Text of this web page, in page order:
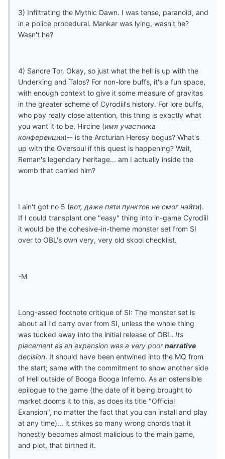
3) Infiltrating the Mythic Dawn. I was tense, paranoid, and
in a police procedural. Mankar was lying, wasn't he?
Wasn't he?
4) Sancre Tor. Okay, so just what the hell is up with the
Underking and Talos? For non-lore buffs, it's a fun space,
with enough context to give it some measure of gravitas
in the greater scheme of Cyrodiil's history. For lore buffs,
who pay really close attention, this thing is exactly what
you want it to be, Hircine (имя участника
конференции)-- is the Arcturian Heresy bogus? What's
up with the Oversoul if this quest is happening? Wait,
Reman's legendary heritage... am I actually inside the
womb that carried him?
I ain't got no 5 (вот, даже пяти пунктов не смог найти).
If I could transplant one "easy" thing into in-game Cyrodiil
it would be the cohesive-in-theme monster set from SI
over to OBL's own very, very old skool checklist.
-M
Long-assed footnote critique of SI: The monster set is
about all I'd carry over from SI, unless the whole thing
was tucked away into the initial release of OBL. Its
placement as an expansion was a very poornarrative
decision. It should have been entwined into the MQ from
the start; same with the commitment to show another side
of Hell outside of Booga Booga Inferno. As an ostensible
epilogue to the game (the date of it being brought to
market dooms it to this, as does its title "Official
Exansion", no matter the fact that you can install and play
at any time)... it strikes so many wrong chords that it
honestly becomes almost malicious to the main game,
and plot, that birthed it.